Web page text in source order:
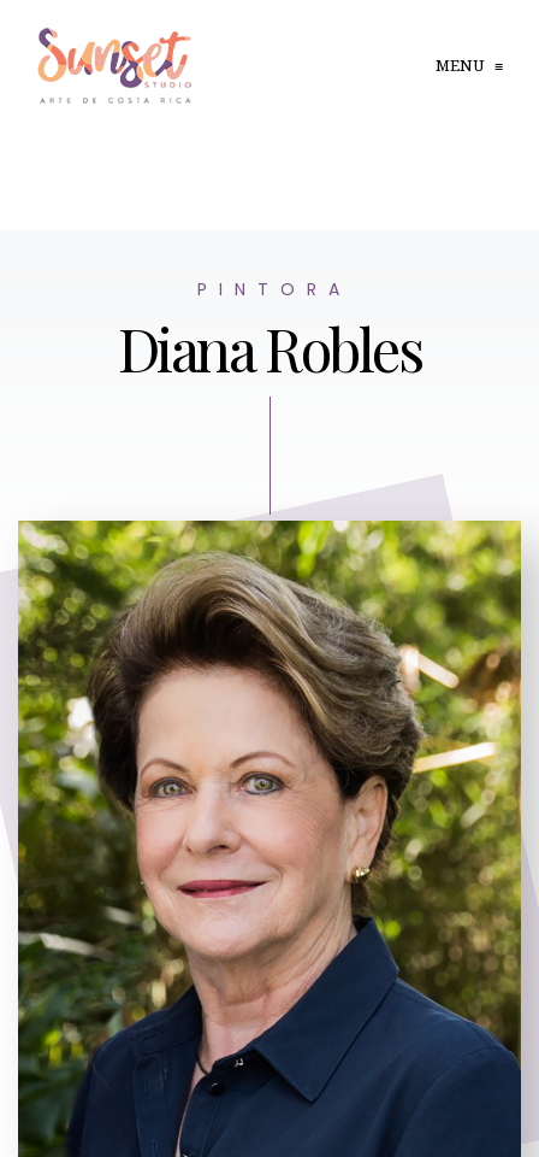
MENU ≡
P I N T O R A
Diana Robles